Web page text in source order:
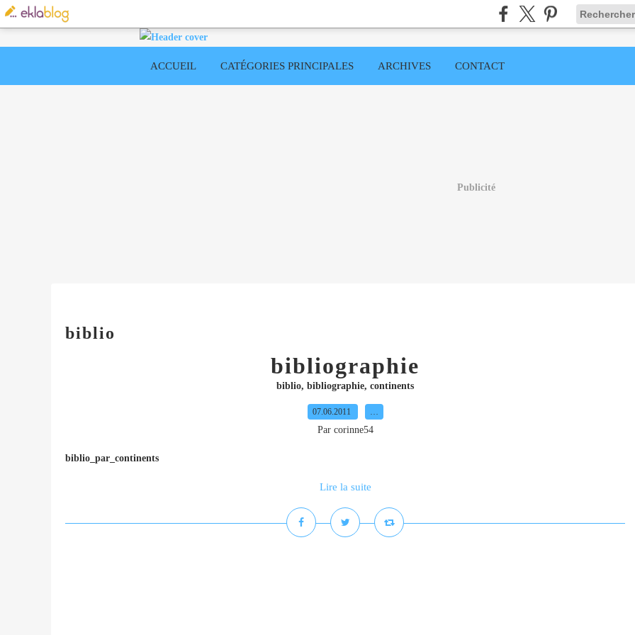
ACCUEIL CATÉGORIES PRINCIPALES ARCHIVES CONTACT
Publicité
biblio
bibliographie
biblio, bibliographie, continents
07.06.2011 …
Par corinne54
biblio_par_continents
Lire la suite